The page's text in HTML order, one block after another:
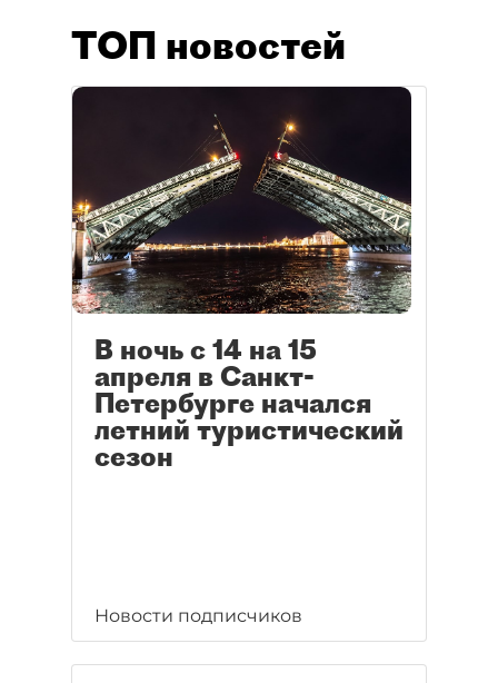
ТОП новостей
В ночь с 14 на 15
апреля в Санкт-
Петербурге начался
летний туристический
сезон
Новости подписчиков